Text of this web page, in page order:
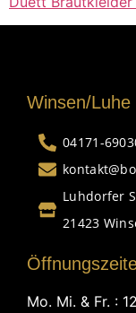
Winsen/Luhe
04171-
Luhdorfer
21423
Mo. Mi. & Fr. :